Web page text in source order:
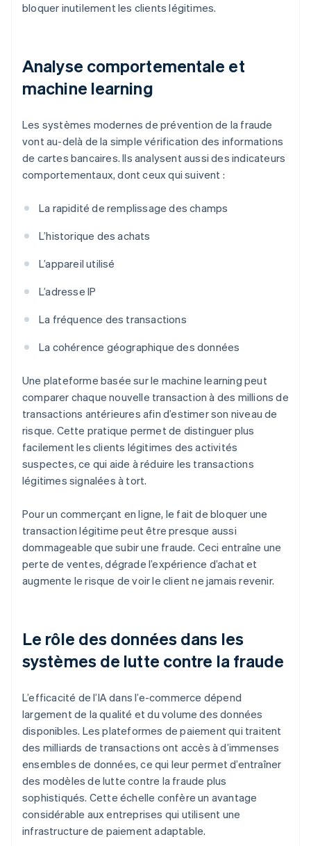
bloquer inutilement les clients légitimes.
Analyse comportementale et
machine learning
Les systèmes modernes de prévention de la fraude
vont au-delà de la simple vérification des informations
de cartes bancaires. Ils analysent aussi des indicateurs
comportementaux, dont ceux qui suivent :
La rapidité de remplissage des champs
L’historique des achats
L’appareil utilisé
L’adresse IP
La fréquence des transactions
La cohérence géographique des données
Une plateforme basée sur le machine learning peut
comparer chaque nouvelle transaction à des millions de
transactions antérieures afin d’estimer son niveau de
risque. Cette pratique permet de distinguer plus
facilement les clients légitimes des activités
suspectes, ce qui aide à réduire les transactions
légitimes signalées à tort.
Pour un commerçant en ligne, le fait de bloquer une
transaction légitime peut être presque aussi
dommageable que subir une fraude. Ceci entraîne une
perte de ventes, dégrade l’expérience d’achat et
augmente le risque de voir le client ne jamais revenir.
Le rôle des données dans les
systèmes de lutte contre la fraude
L’efficacité de l’IA dans l’e-commerce dépend
largement de la qualité et du volume des données
disponibles. Les plateformes de paiement qui traitent
des milliards de transactions ont accès à d’immenses
ensembles de données, ce qui leur permet d’entraîner
des modèles de lutte contre la fraude plus
sophistiqués. Cette échelle confère un avantage
considérable aux entreprises qui utilisent une
infrastructure de paiement adaptable.